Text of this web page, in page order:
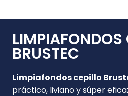
LIMPIAFONDOS
BRUSTEC
Limpiafondos cepillo
práctico, liviano y súper